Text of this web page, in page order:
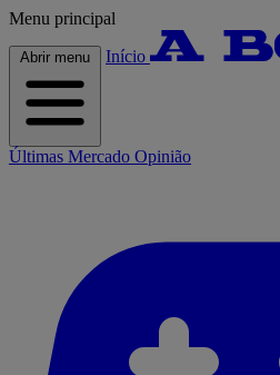
Menu principal
Abrir menu Início
Últimas Mercado Opinião